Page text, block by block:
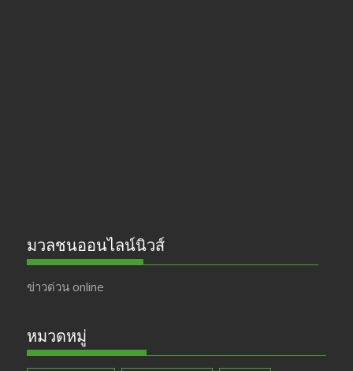
มวลชนออนไลน์นิวส์
ข่าวด่วน online
หมวดหมู่